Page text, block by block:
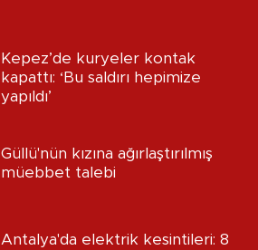
Kepez’de kuryeler kontak
kapattı: ‘Bu saldırı hepimize
yapıldı’
Güllü'nün kızına ağırlaştırılmış
müebbet talebi
Antalya'da elektrik kesintileri: 8